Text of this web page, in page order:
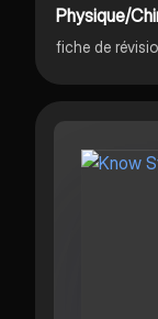
Physique/